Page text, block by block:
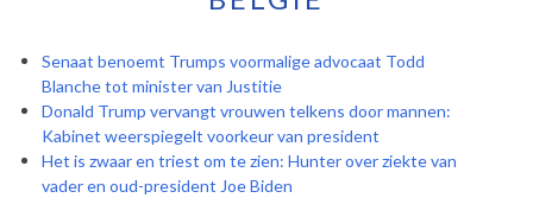
Senaat benoemt Trumps voormalige advocaat Todd
Blanche tot minister van Justitie
Donald Trump vervangt vrouwen telkens door mannen:
Kabinet weerspiegelt voorkeur van president
Het is zwaar en triest om te zien: Hunter over ziekte van
vader en oud-president Joe Biden